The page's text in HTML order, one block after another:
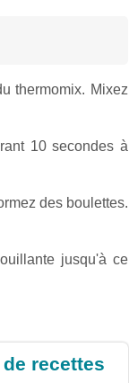
thermomix. Mixez
10 secondes à
des boulettes.
jusqu'à ce
recettes